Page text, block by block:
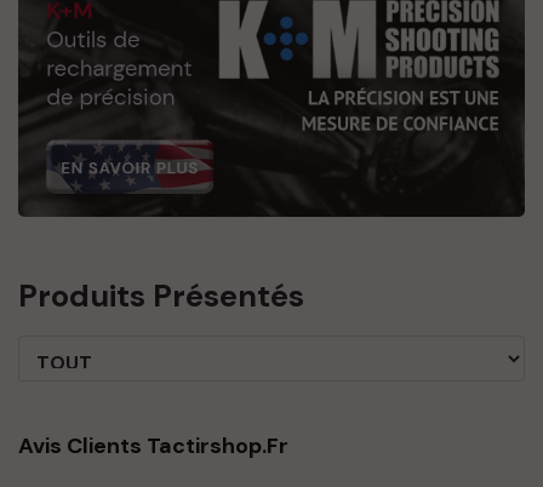
Produits Présentés
Avis Clients Tactirshop.fr